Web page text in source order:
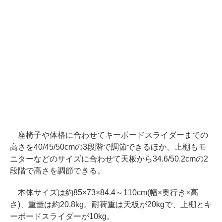
座椅子や体格に合わせてキーボードスライダーまでの
高さを40/45/50cmの3段階で調節できるほか、上棚もモ
ニターなどのサイズに合わせて天板から34.6/50.2cmの2
段階で高さを調節できる。
本体サイズは約85×73×84.4～110cm(幅×奥行き×高
さ)、重量は約20.8kg。耐荷重は天板が20kgで、上棚とキ
ーボードスライダーが10kg。